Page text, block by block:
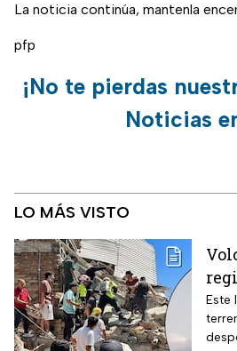
La noticia continúa, mantenla
pfp
¡No te pierdas
Noticias
LO MÁS VISTO
Este